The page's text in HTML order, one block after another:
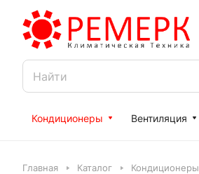
Кондиционеры Вентиляция
Главная Каталог Кондиционеры